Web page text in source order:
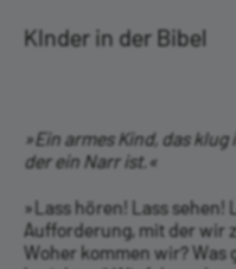
KInder in der Bibel
»Ein armes Kind, das klug
der ein Narr ist.«
»Lass hören! Lass sehen!
Aufforderung, mit der wir
Woher kommen wir? Was